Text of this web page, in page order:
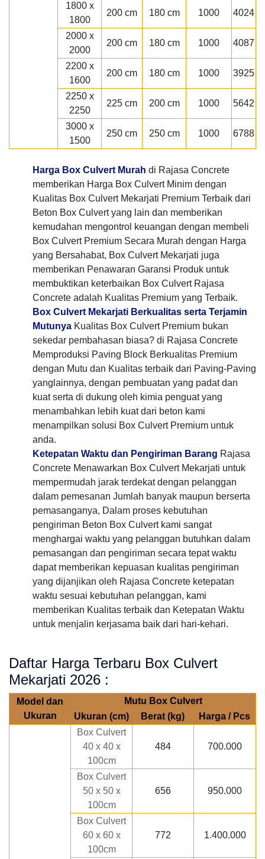
1800 x
1800
200 cm 180 cm 1000 4024
2000 x
2000
200 cm 180 cm 1000 4087
2200 x
1600
200 cm 180 cm 1000 3925
2250 x
2250
225 cm 200 cm 1000 5642
3000 x
1500
250 cm 250 cm 1000 6788
Harga Box Culvert Murah di Rajasa Concrete
memberikan Harga Box Culvert Minim dengan
Kualitas Box Culvert Mekarjati Premium Terbaik dari
Beton Box Culvert yang lain dan memberikan
kemudahan mengontrol keuangan dengan membeli
Box Culvert Premium Secara Murah dengan Harga
yang Bersahabat, Box Culvert Mekarjati juga
memberikan Penawaran Garansi Produk untuk
membuktikan keterbaikan Box Culvert Rajasa
Concrete adalah Kualitas Premium yang Terbaik.
Box Culvert Mekarjati Berkualitas serta Terjamin
Mutunya Kualitas Box Culvert Premium bukan
sekedar pembahasan biasa? di Rajasa Concrete
Memproduksi Paving Block Berkualitas Premium
dengan Mutu dan Kualitas terbaik dari Paving-Paving
yanglainnya, dengan pembuatan yang padat dan
kuat serta di dukung oleh kimia penguat yang
menambahkan lebih kuat dari beton kami
menampilkan solusi Box Culvert Premium untuk
anda.
Ketepatan Waktu dan Pengiriman Barang Rajasa
Concrete Menawarkan Box Culvert Mekarjati untuk
mempermudah jarak terdekat dengan pelanggan
dalam pemesanan Jumlah banyak maupun berserta
pemasanganya, Dalam proses kebutuhan
pengiriman Beton Box Culvert kami sangat
menghargai waktu yang pelanggan butuhkan dalam
pemasangan dan pengiriman secara tepat waktu
dapat memberikan kepuasan kualitas pengiriman
yang dijanjikan oleh Rajasa Concrete ketepatan
waktu sesuai kebutuhan pelanggan, kami
memberikan Kualitas terbaik dan Ketepatan Waktu
untuk menjalin kerjasama baik dari hari-kehari.
Daftar Harga Terbaru Box Culvert
Mekarjati 2026 :
Model dan
Ukuran
Mutu Box Culvert
Ukuran (cm)
Berat (kg)
Harga / Pcs
Box Culvert
40 x 40 x
100cm
484 700.000
Box Culvert
50 x 50 x
100cm
656 950.000
Box Culvert
60 x 60 x
100cm
772 1.400.000